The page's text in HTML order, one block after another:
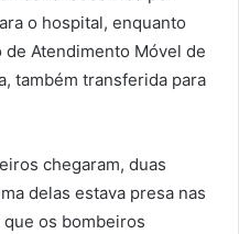
o hospital, enquanto
Atendimento Móvel de
também transferida para
chegaram, duas
delas estava presa nas
os bombeiros